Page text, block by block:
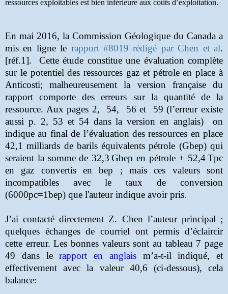
ressources exploitables est bien inférieure aux coûts d’exploitation.
En mai 2016, la Commission Géologique du Canada a
mis en ligne le rapport #8019 rédigé par Chen et al.
[réf.1].
Cette étude constitue une évaluation complète
sur le potentiel des ressources gaz et pétrole en place à
Anticosti; malheureusement la version française du
rapport comporte des erreurs sur la quantité de la
ressource. Aux pages 2,
54, 56 et
59 (l’erreur existe
aussi p. 2, 53 et 54 dans la version en anglais)
on
indique au final de l’évaluation des ressources en place
42,1 milliards de barils équivalents pétrole (Gbep) qui
seraient la somme de 32,3 Gbep en pétrole + 52,4Tpc
en gaz convertis en bep ; mais ces valeurs sont
incompatibles avec le taux de conversion
(6000pc=1bep) que l'auteur indique avoir pris.
J’ai contacté directement Z. Chen l’auteur principal ;
quelques échanges de courriel ont permis d’éclaircir
cette erreur. Les bonnes valeurs sont au tableau 7 page
49 dans lerapport en anglaism’a-t-il indiqué, et
effectivement avec la valeur 40,6 (ci-dessous), cela
balance: